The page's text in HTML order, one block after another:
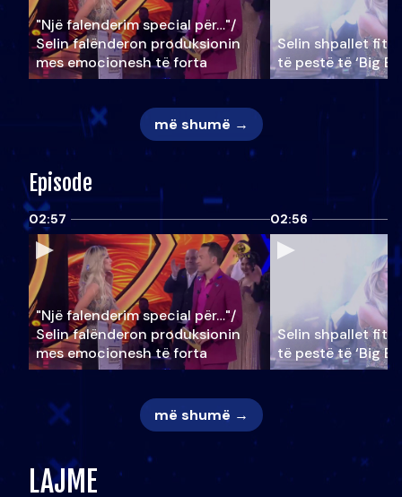
"Një falenderim special për…"/
Selin falënderon produksionin
mes emocionesh të forta
Selin shpallet
të pestë të ‘Big
më shumë →
Episode
02:57
"Një falenderim special për…"/
Selin falënderon produksionin
mes emocionesh të forta
02:56
Selin shpallet
të pestë të ‘Big
më shumë →
LAJME